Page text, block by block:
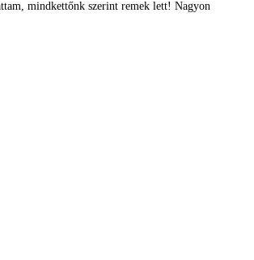
mindkettőnk szerint remek lett! Nagyon